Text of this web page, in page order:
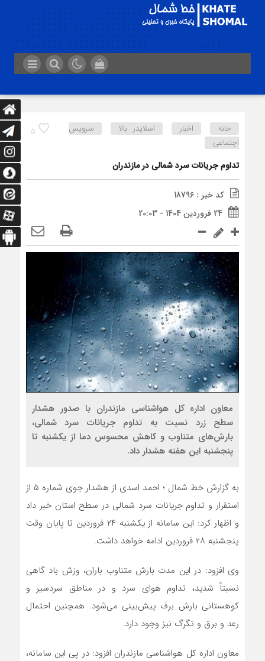
5 خانه اخبار اسلایدر بالا
سرویس
اجتماعی
تداوم جریانات سرد شمالی در مازندران
کد خبر : 18796
24 فروردین 1404 - 20:03
معاون اداره کل هواشناسی مازندران با صدور هشدار
سطح زرد نسبت به تداوم جریانات سرد شمالی،
بارش‌های متناوب و کاهش محسوس دما از یکشنبه تا
پنجشنبه این هفته هشدار داد.
به گزارش خط شمال ؛ احمد اسدی از هشدار جوی شماره ۵ از
استقرار و تداوم جریانات سرد شمالی در سطح استان خبر داد
و اظهار کرد: این سامانه از یکشنبه ۲۴ فروردین تا پایان وقت
پنجشنبه ۲۸ فروردین ادامه خواهد داشت.
وی افزود: در این مدت بارش متناوب باران، وزش باد گاهی
نسبتاً شدید، تداوم هوای سرد و در مناطق سردسیر و
کوهستانی بارش برف پیش‌بینی می‌شود. همچنین احتمال
رعد و برق و تگرگ نیز وجود دارد.
معاون اداره کل هواشناسی مازندران افزود: در پی این سامانه،